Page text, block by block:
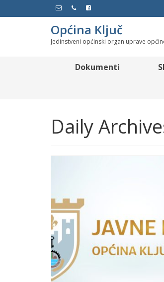
Općina Ključ
Jedinstveni općinski organ uprave
Dokumenti
Daily